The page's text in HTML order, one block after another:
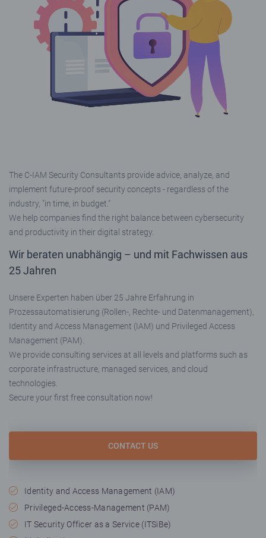
The C-IAM Security Consultants provide advice, analyze, and
implement future-proof security concepts - regardless of the
industry, "in time, in budget."
We help companies find the right balance between cybersecurity
and productivity in their digital strategy.
Wir beraten unabhängig – und mit Fachwissen aus
25 Jahren
Unsere Experten haben über 25 Jahre Erfahrung in
Prozessautomatisierung (Rollen-, Rechte- und Datenmanagement),
Identity and Access Management (IAM) und Privileged Access
Management (PAM).
We provide consulting services at all levels and platforms such as
corporate infrastructure, managed services, and cloud
technologies.
Secure your first free consultation now!
CONTACT US
Identity and Access Management (IAM)
Privileged-Access-Management (PAM)
IT Security Officer as a Service (ITSiBe)